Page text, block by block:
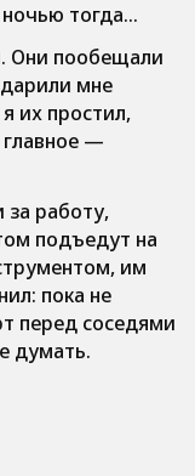
тогда…
Они пообещали
мне
их простил,
главное —
за работу,
подъедут на
им
пока не
перед соседями
думать.